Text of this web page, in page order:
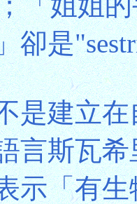
卻是
是建立
言斯瓦
示「有